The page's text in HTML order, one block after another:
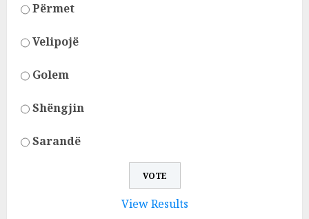
Përmet
Velipojë
Golem
Shëngjin
Sarandë
View Results